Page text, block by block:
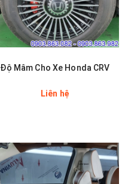
Độ Mâm Cho Xe Honda CRV
Liên hệ